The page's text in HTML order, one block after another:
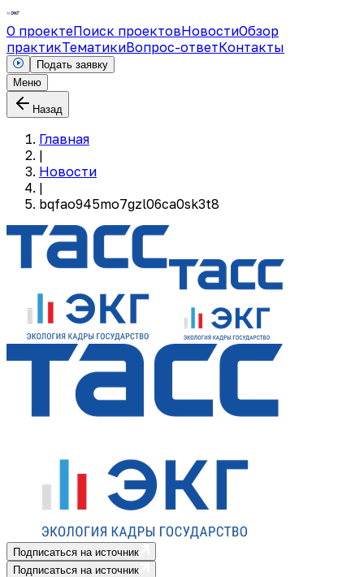
О проектеПоиск проектовНовостиОбзор
практикТематикиВопрос-ответКонтакты
Подать заявку
Меню
Назад
Главная
|
Новости
|
bqfao945mo7gzl06ca0sk3t8
Подписаться на источник
Подписаться на источник